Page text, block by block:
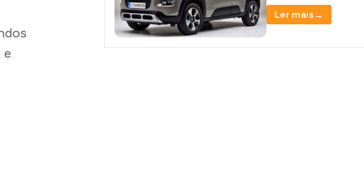
e
Ler mais→